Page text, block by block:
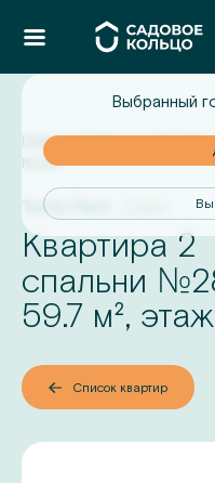
Главная/Проекты/Terle Park
289
Terle Park
Квартира 2
спальни №
59.7 м², этаж
Список квартир
Выбранный